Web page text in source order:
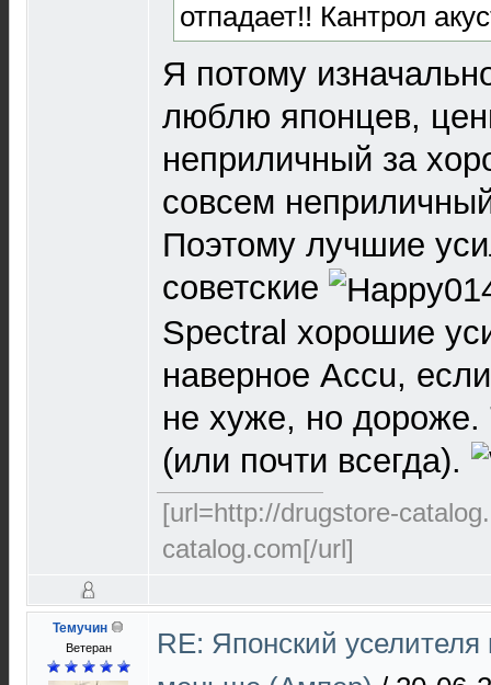
отпадает!! Кантрол
Я потому
люблю японцев,
неприличный за
совсем
Поэтому лучшие
советские
Spectral хорошие
наверное Accu,
не хуже, но дороже.
(или почти всегда).
[url=http://drugstore-
catalog.com[/url]
Темучин
Ветеран
RE: Японский